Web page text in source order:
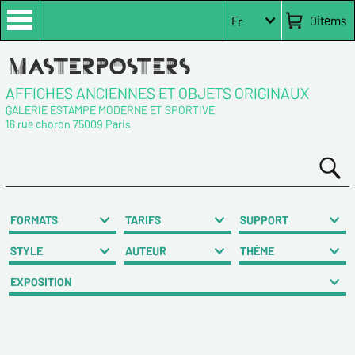
0items
Fr
AFFICHES ANCIENNES ET OBJETS ORIGINAUX
GALERIE ESTAMPE MODERNE ET SPORTIVE
16 rue choron 75009 Paris
FORMATS TARIFS SUPPORT
STYLE AUTEUR THÈME
EXPOSITION